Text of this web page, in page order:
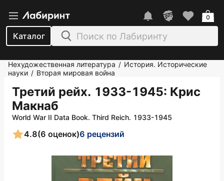
Каталог
0
Нехудожественная литература / История. Исторические
науки / Вторая мировая война
Третий рейх. 1933-1945: Крис
Макнаб
World War II Data Book. Third Reich. 1933-1945
4.8(6 оценок)6 рецензий